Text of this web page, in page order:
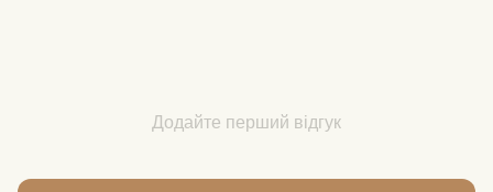
Додайте перший відгук